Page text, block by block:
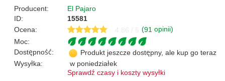
Producent:
El Pajaro
ID:
15581
Ocena:
(91 opinii)
Moc:
Dostępność:
Produkt jeszcze dostępny, ale kup go teraz
Wysyłka:
w poniedziałek
Sprawdź czasy i koszty wysyłki